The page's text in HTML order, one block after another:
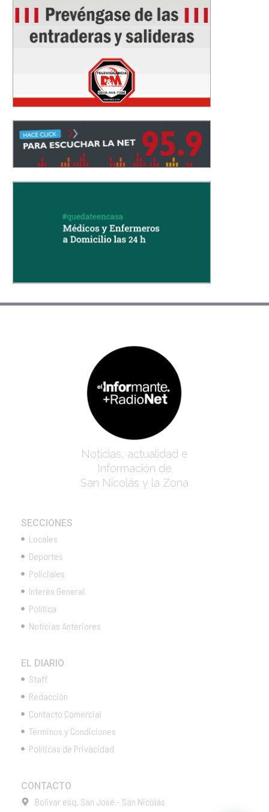
Noticias, actualidad e
Información de
San Nicolás y la Zona
SECCIONES
Locales
Deportes
Policiales
Interés General
Política
Noticias Anteriores
EL DIARIO
Staff
Redacción
Contacto Comercial
Términos y Condiciones
Políticas de Privacidad
CONTACTO
Bolivar esq. San José - San Nicolás